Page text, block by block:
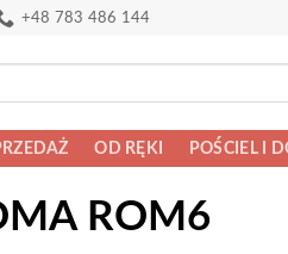
+48 783 486 144
OD RĘKI POŚCIEL I
ROM6